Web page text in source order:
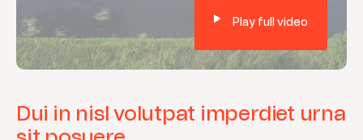
Play full video
Dui in nisl volutpat imperdiet urna